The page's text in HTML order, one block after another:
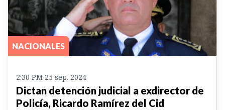
NACIONALES
2:30 PM 25 sep. 2024
Dictan detención judicial a exdirector de
Policía, Ricardo Ramírez del Cid